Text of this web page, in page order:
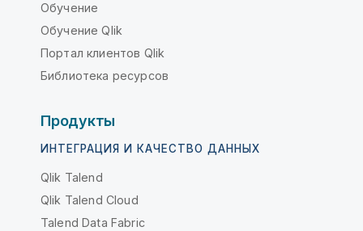
Обучение
Обучение Qlik
Портал клиентов Qlik
Библиотека ресурсов
Продукты
ИНТЕГРАЦИЯ И КАЧЕСТВО ДАННЫХ
Qlik Talend
Qlik Talend Cloud
Talend Data Fabric